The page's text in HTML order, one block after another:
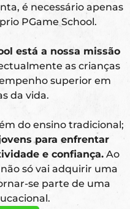
é necessário apenas
PGame School.
está a nossa missão
as crianças
superior em
da vida.
do ensino tradicional;
para enfrentar
e confiança.Ao
só vai adquirir uma
se parte de uma